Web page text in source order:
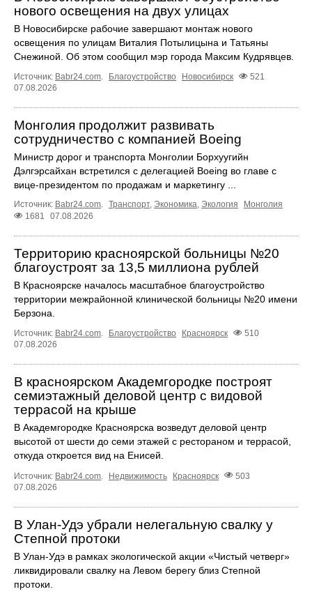
нового освещения на двух улицах
В Новосибирске рабочие завершают монтаж нового
освещения по улицам Виталия Потылицына и Татьяны
Снежиной. Об этом сообщил мэр города Максим Кудрявцев.
Источник: Babr24.com. Благоустройство Новосибирск
521
07.08.2026
Монголия продолжит развивать
сотрудничество с компанией Boeing
Министр дорог и транспорта Монголии Борхуугийн
Дэлгэрсайхан встретился с делегацией Boeing во главе с
вице-президентом по продажам и маркетингу ...
Источник: Babr24.com. Транспорт, Экономика, Экология
Монголия
1681
07.08.2026
Территорию красноярской больницы №20
благоустроят за 13,5 миллиона рублей
В Красноярске началось масштабное благоустройство
территории межрайонной клинической больницы №20 имени
Берзона.
Источник: Babr24.com. Благоустройство Красноярск
510
07.08.2026
В красноярском Академгородке построят
семиэтажный деловой центр с видовой
террасой на крыше
В Академгородке Красноярска возведут деловой центр
высотой от шести до семи этажей с рестораном и террасой,
откуда откроется вид на Енисей.
Источник: Babr24.com Недвижимость Красноярск
503
07.08.2026
В Улан-Удэ убрали нелегальную свалку у
Степной протоки
В Улан-Удэ в рамках экологической акции «Чистый четверг»
ликвидировали свалку на Левом берегу близ Степной
протоки.